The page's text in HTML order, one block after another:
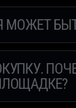
МОЖЕТ